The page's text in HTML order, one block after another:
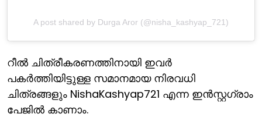
A post shared by Durga Aror (@nisha_kashyap_721)
റീല്‍ ചിത്രീകരണത്തിനായി ഇവര്‍
പകര്‍ത്തിയിട്ടുള്ള സമാനമായ നിരവധി
ചിത്രങ്ങളും NishaKashyap721 എന്ന ഇന്‍സ്റ്റഗ്രാം
പേജില്‍ കാണാം.